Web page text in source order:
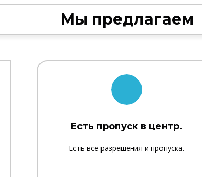
Мы предлагаем
Есть пропуск в центр.
Есть все разрешения и пропуска.